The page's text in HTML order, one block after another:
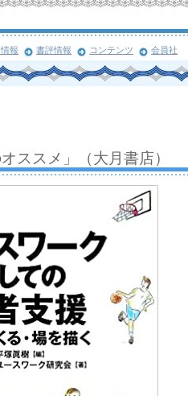
報 書評情報 コンテンツ 会員社
ススメ」（大月書店）